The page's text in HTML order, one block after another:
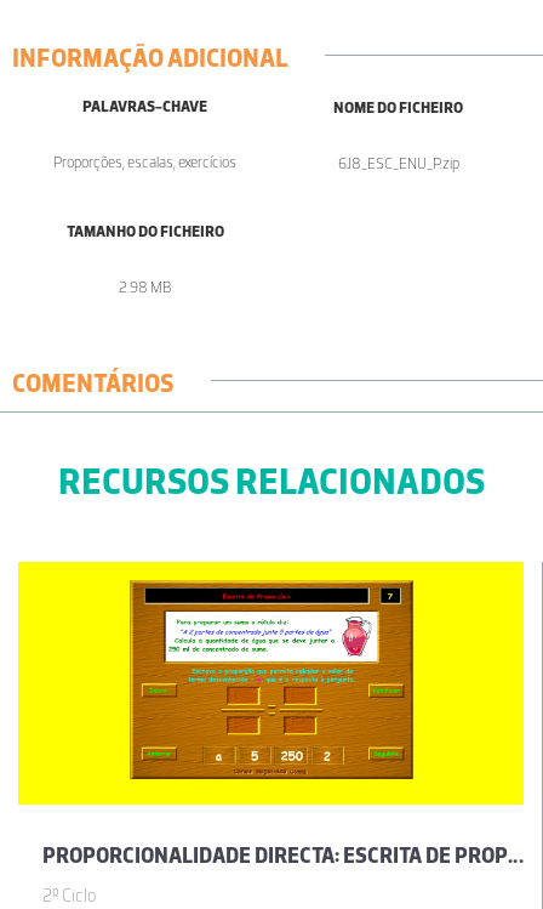
INFORMAÇÃO ADICIONAL
PALAVRAS-CHAVE
Proporções, escalas, exercícios
NOME DO FICHEIRO
6J8_ESC_ENU_P.zip
TAMANHO DO FICHEIRO
2.98 MB
COMENTÁRIOS
RECURSOS RELACIONADOS
PROPORCIONALIDADE DIRECTA: ESCRITA DE PROPORÇÕES
2º Ciclo